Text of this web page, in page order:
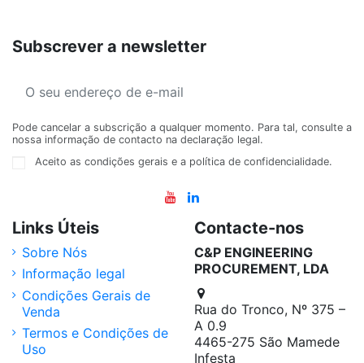
Subscrever a newsletter
Pode cancelar a subscrição a qualquer momento. Para tal, consulte a
nossa informação de contacto na declaração legal.
Aceito as condições gerais e a política de confidencialidade.
Links Úteis
Sobre Nós
Informação legal
Condições Gerais de
Venda
Termos e Condições de
Uso
Contacte-nos
C&P ENGINEERING
PROCUREMENT, LDA
Rua do Tronco, Nº 375 –
A 0.9
4465-275 São Mamede
Infesta